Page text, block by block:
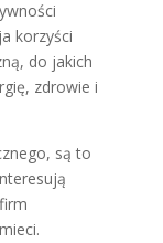
korzyści
do jakich
zdrowie i
są to